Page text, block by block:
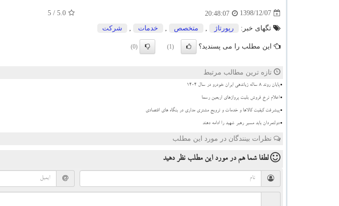
1398/12/07
20:48:07
5.0
/ 5
تگهای خبر: رپورتاژ متخصص خدمات شركت
این مطلب را می پسندید؟ (1)
(0)
تازه ترین مطالب مرتبط
پایان روند ۸ ساله زیاندهی ایران خودرو در سال ۱۴۰۴
اعلام نرخ فروش بلیت پروازهای اربعین رسما
پیشرفت کیفیت کالاها و خدمات و ترویج مشتری مداری در بنگاه های اقتصادی
دولتمردان باید مسیر رهبر شهید را ادامه دهند
نظرات بینندگان در مورد این مطلب
لطفا شما همدر مورد این مطلب نظر دهید